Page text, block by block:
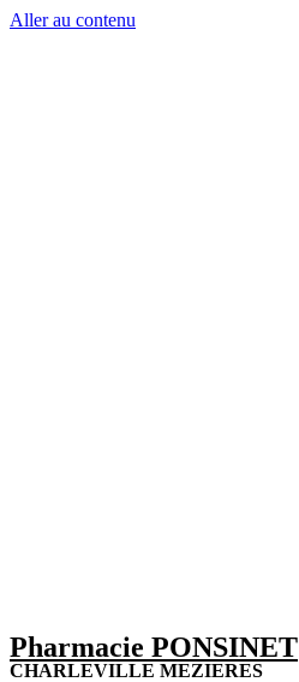
Aller au contenu
Pharmacie PONSINET
CHARLEVILLE MEZIERES